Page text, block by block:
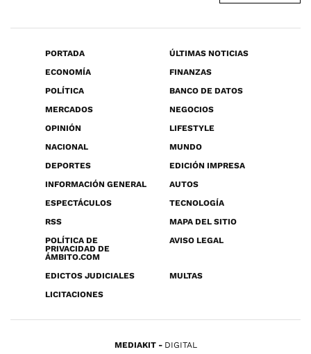
PORTADA
ÚLTIMAS NOTICIAS
ECONOMÍA
FINANZAS
POLÍTICA
BANCO DE DATOS
MERCADOS
NEGOCIOS
OPINIÓN
LIFESTYLE
NACIONAL
MUNDO
DEPORTES
EDICIÓN IMPRESA
INFORMACIÓN GENERAL
AUTOS
ESPECTÁCULOS
TECNOLOGÍA
RSS
MAPA DEL SITIO
POLÍTICA DE
PRIVACIDAD DE
ÁMBITO.COM
AVISO LEGAL
EDICTOS JUDICIALES
MULTAS
LICITACIONES
MEDIAKIT DIGITAL